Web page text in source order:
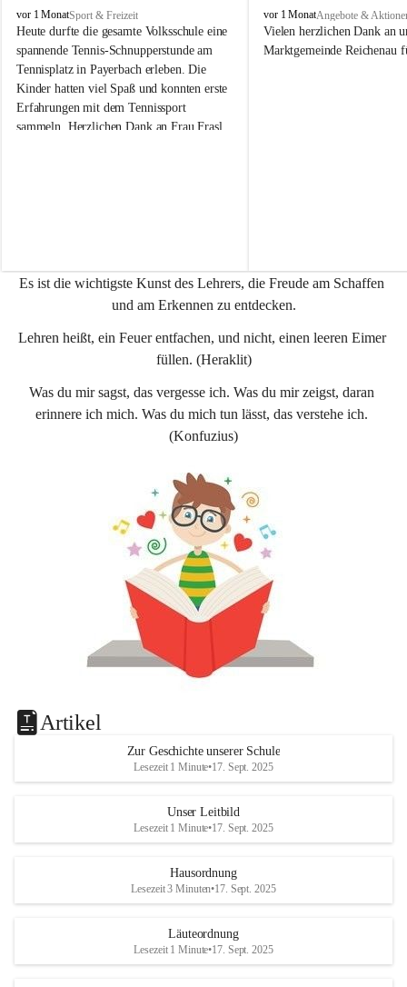
V
o
l
k
s
s
c
h
e
n
vor 1 MonatSport & Freizeit
Heute durfte die gesamte Volksschule eine
spannende Tennis-Schnupperstunde am
Tennisplatz in Payerbach erleben. Die
Kinder hatten viel Spaß und konnten erste
Erfahrungen mit dem Tennissport
sammeln. Herzlichen Dank an Frau Frasl
V
o
l
e
n
a
vor 1 MonatAngebote &
Vielen herzlichen Dank an
Marktgemeinde Reichenau
Es ist die wichtigste Kunst des Lehrers, die Freude am Schaffen
und am Erkennen zu entdecken.
Lehren heißt, ein Feuer entfachen, und nicht, einen leeren Eimer
füllen. (Heraklit)
Was du mir sagst, das vergesse ich. Was du mir zeigst, daran
erinnere ich mich. Was du mich tun lässt, das verstehe ich.
(Konfuzius)
Artikel
Zur Geschichte unserer Schule
Lesezeit 1 Minute•17. Sept. 2025
Unser Leitbild
Lesezeit 1 Minute•17. Sept. 2025
Hausordnung
Lesezeit 3 Minuten•17. Sept. 2025
Läuteordnung
Lesezeit 1 Minute•17. Sept. 2025